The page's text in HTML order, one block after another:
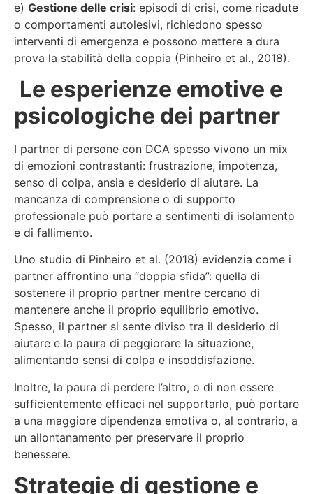
e) Gestione delle crisi: episodi di crisi, come ricadute
o comportamenti autolesivi, richiedono spesso
interventi di emergenza e possono mettere a dura
prova la stabilità della coppia (Pinheiro et al., 2018).
Le esperienze emotive e
psicologiche dei partner
I partner di persone con DCA spesso vivono un mix
di emozioni contrastanti: frustrazione, impotenza,
senso di colpa, ansia e desiderio di aiutare. La
mancanza di comprensione o di supporto
professionale può portare a sentimenti di isolamento
e di fallimento.
Uno studio di Pinheiro et al. (2018) evidenzia come i
partner affrontino una “doppia sfida”: quella di
sostenere il proprio partner mentre cercano di
mantenere anche il proprio equilibrio emotivo.
Spesso, il partner si sente diviso tra il desiderio di
aiutare e la paura di peggiorare la situazione,
alimentando sensi di colpa e insoddisfazione.
Inoltre, la paura di perdere l’altro, o di non essere
sufficientemente efficaci nel supportarlo, può portare
a una maggiore dipendenza emotiva o, al contrario, a
un allontanamento per preservare il proprio
benessere.
Strategie di gestione e